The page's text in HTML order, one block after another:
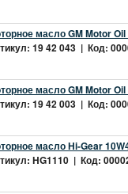
масло GM Motor Oil
19 42 043 | Код:
масло GM Motor
19 42 003 | Код:
масло Hi-Gear
HG1110 | Код: